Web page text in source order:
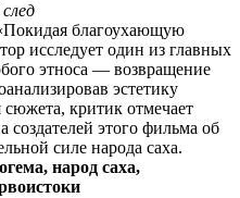
благоухающую
исследует один из главных
этноса — возвращение
эстетику
критик отмечает
создателей этого фильма об
силе народа саха.
народ саха,